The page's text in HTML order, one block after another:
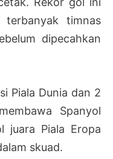
timnas
dipecahkan
Piala Dunia dan 2
Spanyol
juara Piala Eropa
skuad.